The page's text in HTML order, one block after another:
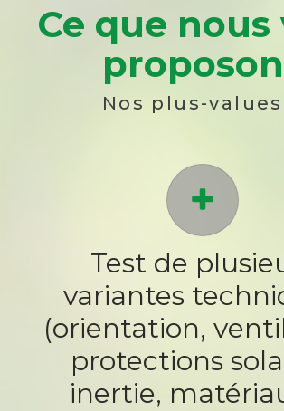
Ce que nous
Nos plus-values
Test de
variantes
(orientation,
protections
inertie,